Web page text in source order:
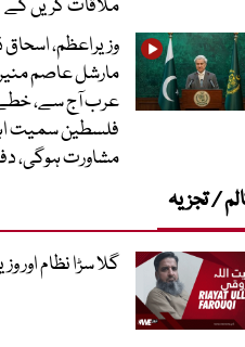
ملاقات کریں گے
وزیراعظم، اسحاق
مارشل عاصم
عرب آج سے، خطے
فلسطین سمیت
مشاورت ہوگی،
/ تجزیہ
گلا سڑا نظام اور